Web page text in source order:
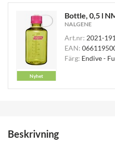
Nyhet
Bottle, 0,5 l
NALGENE
Art.nr: 2021-
EAN:
Färg: Endive -
Beskrivning